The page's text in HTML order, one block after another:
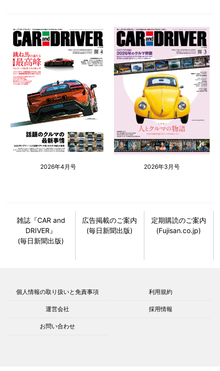
2026年4月号 2026年3月号
雑誌『CAR and
DRIVER』
(毎日新聞出版)
広告掲載のご案内
(毎日新聞出版)
定期購読のご案内
(Fujisan.co.jp)
個人情報の取り扱いと免責事項 利用規約
運営会社 採用情報
お問い合わせ